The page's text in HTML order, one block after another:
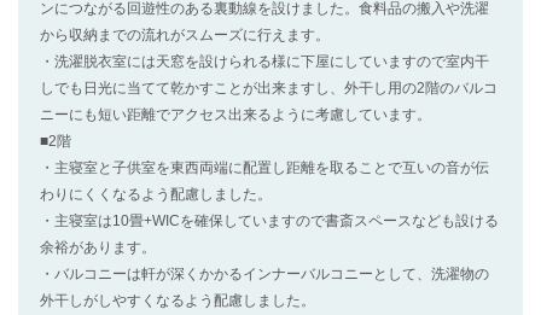
ンにつながる回遊性のある裏動線を設けました。食料品の搬入や洗濯
から収納までの流れがスムーズに行えます。
・洗濯脱衣室には天窓を設けられる様に下屋にしていますので室内干
しでも日光に当てて乾かすことが出来ますし、外干し用の2階のバルコ
ニーにも短い距離でアクセス出来るように考慮しています。
■2階
・主寝室と子供室を東西両端に配置し距離を取ることで互いの音が伝
わりにくくなるよう配慮しました。
・主寝室は10畳+WICを確保していますので書斎スペースなども設ける
余裕があります。
・バルコニーは軒が深くかかるインナーバルコニーとして、洗濯物の
外干しがしやすくなるよう配慮しました。